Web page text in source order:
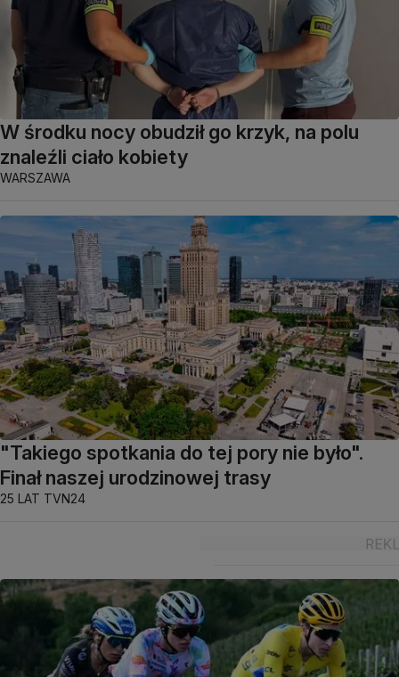
W środku nocy obudził go krzyk, na polu
znaleźli ciało kobiety
WARSZAWA
"Takiego spotkania do tej pory nie było".
Finał naszej urodzinowej trasy
25 LAT TVN24